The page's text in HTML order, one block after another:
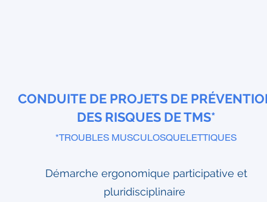
CONDUITEDE PROJETS DE
DES RISQUES DE TMS*
*TROUBLES MUSCULOSQUELETTIQUES
Démarche ergonomique participative et
pluridisciplinaire